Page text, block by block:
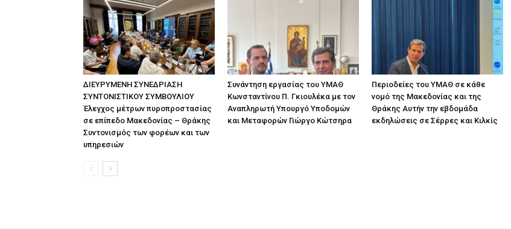
ΔΙΕΥΡΥΜΕΝΗ ΣΥΝΕΔΡΙΑΣΗ
ΣΥΝΤΟΝΙΣΤΙΚΟΥ ΣΥΜΒΟΥΛΙΟΥ
Έλεγχος μέτρων πυροπροστασίας
σε επίπεδο Μακεδονίας – Θράκης
Συντονισμός των φορέων και των
υπηρεσιών
Συνάντηση εργασίας του ΥΜΑΘ
Κωνσταντίνου Π. Γκιουλέκα με τον
Αναπληρωτή Υπουργό Υποδομών
και Μεταφορών Γιώργο Κώτσηρα
Περιοδείες του ΥΜΑΘ σε κάθε
νομό της Μακεδονίας και της
Θράκης Αυτήν την εβδομάδα
εκδηλώσεις σε Σέρρες και Κιλκίς